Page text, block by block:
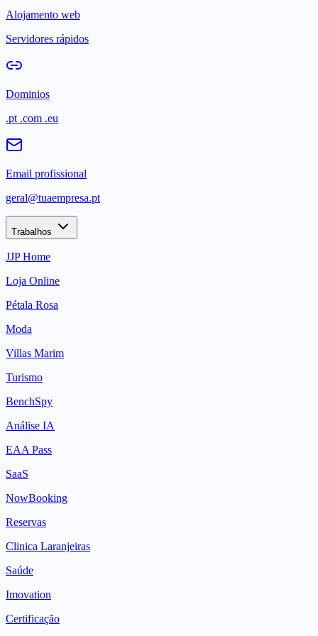
Alojamento web
Servidores rápidos
Dominios
.pt .com .eu
Email profissional
geral@tuaempresa.pt
Trabalhos
JJP Home
Loja Online
Pétala Rosa
Moda
Villas Marim
Turismo
BenchSpy
Análise IA
EAA Pass
SaaS
NowBooking
Reservas
Clinica Laranjeiras
Saúde
Imovation
Certificação